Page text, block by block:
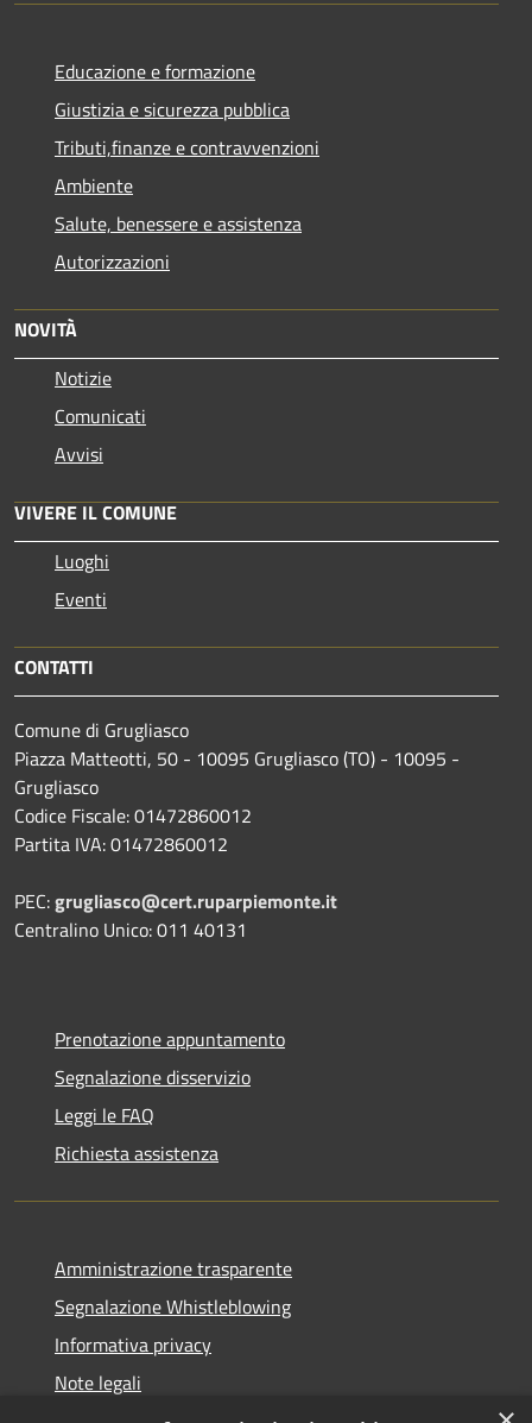
Educazione e formazione
Giustizia e sicurezza pubblica
Tributi,finanze e contravvenzioni
Ambiente
Salute, benessere e assistenza
Autorizzazioni
NOVITÀ
Notizie
Comunicati
Avvisi
VIVERE IL COMUNE
Luoghi
Eventi
CONTATTI
Comune di Grugliasco
Piazza Matteotti, 50 - 10095 Grugliasco (TO) - 10095 -
Grugliasco
Codice Fiscale: 01472860012
Partita IVA: 01472860012
PEC:grugliasco@cert.ruparpiemonte.it
Centralino Unico: 011 40131
Prenotazione appuntamento
Segnalazione disservizio
Leggi le FAQ
Richiesta assistenza
Amministrazione trasparente
Segnalazione Whistleblowing
Informativa privacy
Note legali